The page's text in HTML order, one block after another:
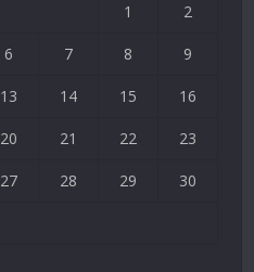
1 2
6 7 8 9
13 14 15 16
20 21 22 23
27 28 29 30